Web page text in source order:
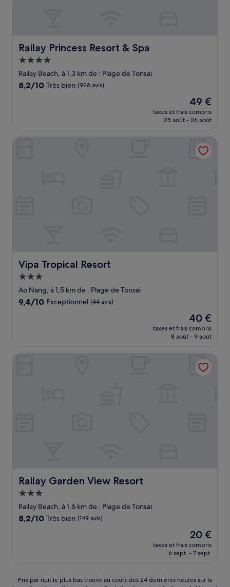
Railay Princess Resort & Spa
Railay Princess Resort & Spa
Hébergement
4.0 étoiles
Railay Beach, à 1,3 km de : Plage de Tonsai
8.2
8,2/10 Très bien (926 avis)
Le
nouveau
prix
de
49 €
49 €
taxes et frais compris
25 août - 26 août
Vipa Tropical Resort
Vipa Tropical Resort
Hébergement
3.0 étoiles
Ao Nang, à 1,5 km de : Plage de Tonsai
9.4
9,4/10 Exceptionnel (44 avis)
Le
nouveau
prix
de
40 €
40 €
taxes et frais compris
8 août - 9 août
Railay Garden View Resort
Railay Garden View Resort
Hébergement
3.0 étoiles
Railay Beach, à 1,6 km de : Plage de Tonsai
8.2
8,2/10 Très bien (149 avis)
Le
nouveau
prix
20 €
20 €
taxes et frais compris
6 sept. - 7 sept.
Prix
Prix par nuit le plus bas trouvé au cours des 24 dernières heures sur la